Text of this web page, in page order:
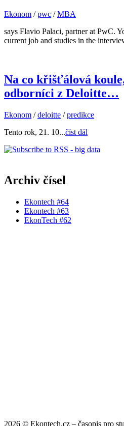
Ekonom /pwc /MBA
says Flavio Palaci, partner at PwC.
current job and studies in the
Na co křišťálová
odborníci z Deloitte…
Ekonom /deloitte /predikce
Tento rok, 21. 10...číst dál
Archiv čísel
Ekontech #64
Ekontech #63
EkonTech #62
2026 © Ekontech.cz – časopis pro